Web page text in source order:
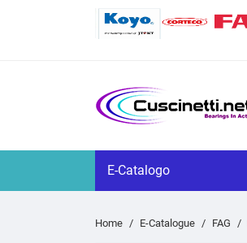
E-Catalogo
Home E-Catalogue FAG